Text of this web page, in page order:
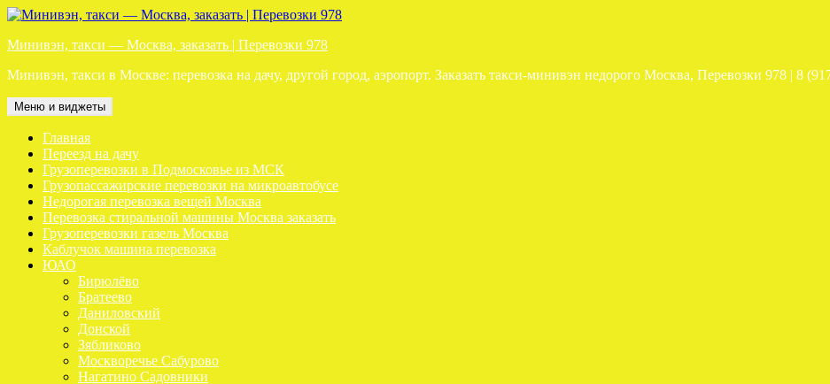
Перейти
содержимому
Минивэн, такси — Москва, заказать | Перевозки 978
Минивэн, такси в Москве: перевозка на дачу, другой город, аэропорт. Заказать такси-минивэн недорого Москва, Перевозки 978 | 8
Меню и виджеты
Главная
Переезд на дачу
Грузоперевозки в Подмосковье из МСК
Грузопассажирские перевозки на микроавтобусе
Недорогая перевозка вещей Москва
Перевозка стиральной машины Москва заказать
Грузоперевозки газель Москва
Каблучок машина перевозка
ЮАО
Бирюлёво
Братеево
Даниловский
Донской
Зябликово
Москворечье Сабурово
Нагатино Садовники